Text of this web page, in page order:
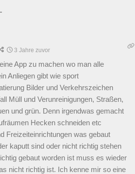
3 Jahre zuvor
App zu machen wo man alle
Anliegen gibt wie sport
Bilder und Verkehrszeichen
Müll und Verunreinigungen, Straßen,
und grün. Denn irgendwas gemacht
Hecken schneiden etc
Freizeiteinrichtungen was gebaut
kaputt sind oder nicht richtig stehen
gebaut worden ist muss es wieder
nicht richtig ist. Ich kenne mir so eine